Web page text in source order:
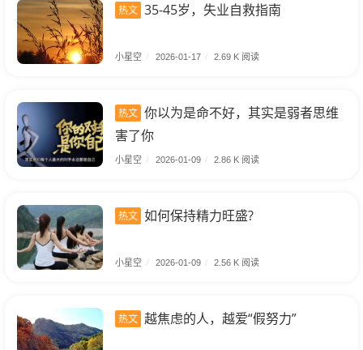
热文 35-45岁，失业自救指南
小星空 / 2026-01-17 / 2.69 K 阅读
热文 你以为是命不好，其实是弱者思维
害了你
小星空 / 2026-01-09 / 2.86 K 阅读
热文 如何保持精力旺盛?
小星空 / 2026-01-09 / 2.56 K 阅读
热文 越焦虑的人，越爱“假努力”